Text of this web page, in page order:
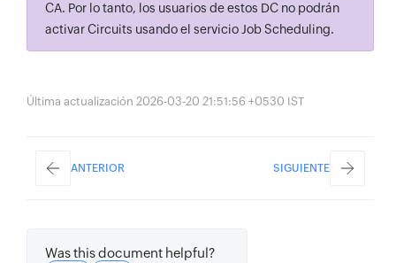
CA. Por lo tanto, los usuarios de estos DC no podrán
activar Circuits usando el servicio Job Scheduling.
Última actualización 2026-03-20 21:51:56 +0530 IST
ANTERIOR SIGUIENTE
Was this document helpful?